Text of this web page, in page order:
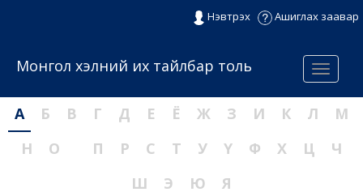
Нэвтрэх Ашиглах заавар
Menu
Монгол хэлний их тайлбар толь
А Б В Г Д Е Ё Ж З И К Л
М
Н
О П Р С Т У Ү Ф Х Ц
Ч
Ш
Э Ю Я